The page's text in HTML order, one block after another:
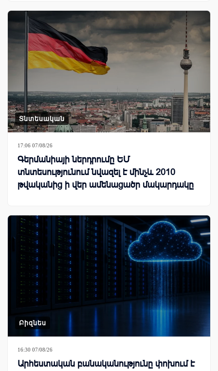
Տնտեսական
17:06 07/08/26
Գերմանիայի ներդրումը ԵՄ
տնտեսությունում նվազել է մինչև 2010
թվականից ի վեր ամենացածր մակարդակը
Բիզնես
16:30 07/08/26
Արհեստական բանականությունը փոխում է